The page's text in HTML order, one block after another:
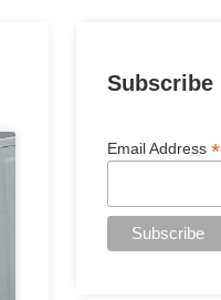
Subscribe
Email Address *